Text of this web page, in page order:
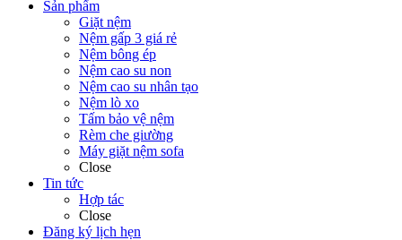
Sản phẩm
Giặt nệm
Nệm gấp 3 giá rẻ
Nệm bông ép
Nệm cao su non
Nệm cao su nhân tạo
Nệm lò xo
Tấm bảo vệ nệm
Rèm che giường
Máy giặt nệm sofa
Close
Tin tức
Hợp tác
Close
Đăng ký lịch hẹn